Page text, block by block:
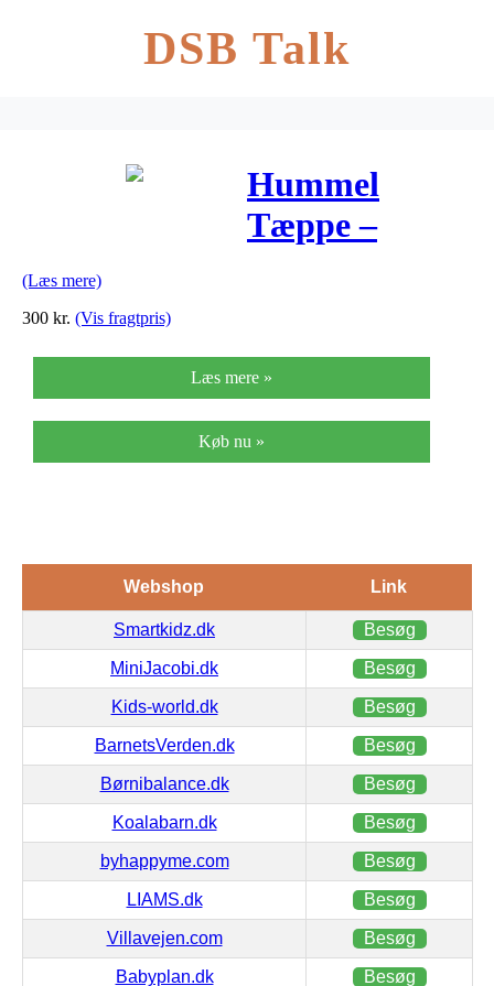
DSB Talk
Hummel
Tæppe –
(Læs mere)
300 kr. (Vis fragtpris)
Læs mere »
Køb nu »
Webshop Link
Smartkidz.dk Besøg
MiniJacobi.dk Besøg
Kids-world.dk Besøg
BarnetsVerden.dk Besøg
Børnibalance.dk Besøg
Koalabarn.dk Besøg
byhappyme.com Besøg
LIAMS.dk Besøg
Villavejen.com Besøg
Babyplan.dk Besøg